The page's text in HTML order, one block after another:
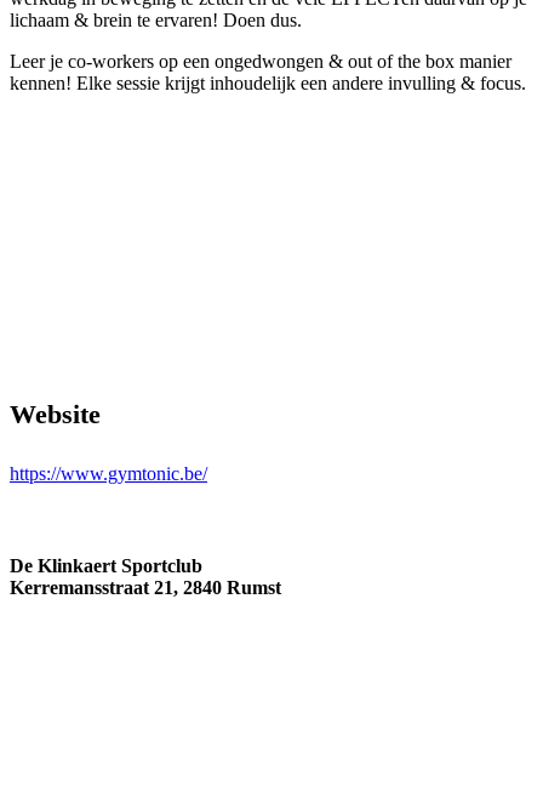
lichaam & brein te ervaren! Doen dus.
Leer je co-workers op een ongedwongen & out of the box manier
kennen! Elke sessie krijgt inhoudelijk een andere invulling & focus.
Website
https://www.gymtonic.be/
De Klinkaert Sportclub
Kerremansstraat 21, 2840 Rumst